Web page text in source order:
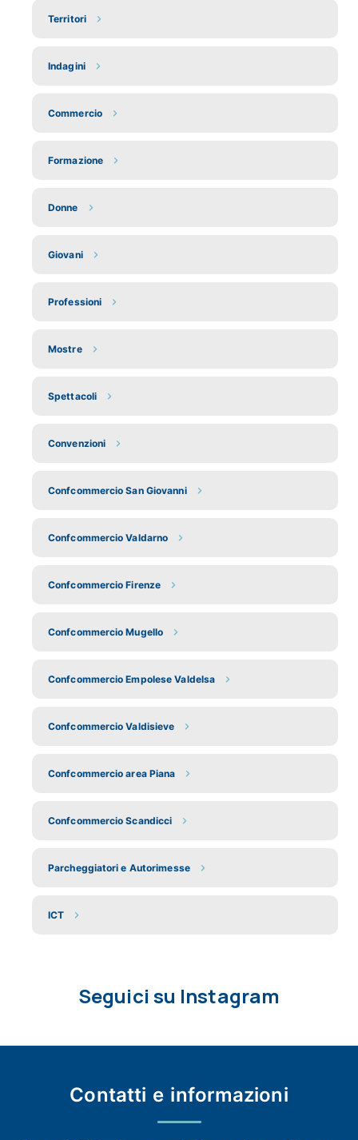
Territori
Indagini
Commercio
Formazione
Donne
Giovani
Professioni
Mostre
Spettacoli
Convenzioni
Confcommercio San Giovanni
Confcommercio Valdarno
Confcommercio Firenze
Confcommercio Mugello
Confcommercio Empolese Valdelsa
Confcommercio Valdisieve
Confcommercio area Piana
Confcommercio Scandicci
Parcheggiatori e Autorimesse
ICT
Seguici su Instagram
Contatti e informazioni